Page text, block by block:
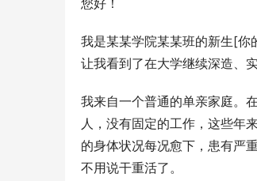
您好！
我是某某学院某某班的新生[你
让我看到了在大学继续深造、
我来自一个普通的单亲家庭。
人，没有固定的工作，这些年
的身体状况每况愈下，患有严
不用说干重活了。